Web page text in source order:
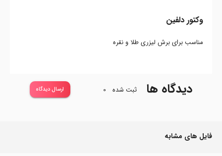
وکتور دلفین
مناسب برای برش لیزری طلا و نقره
دیدگاه ها ثبت شده 0 ارسال دیدگاه
فایل های مشابه